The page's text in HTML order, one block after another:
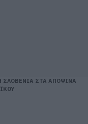
ΣΛΟΒΕΝΙΑ ΣΤΑ ΑΠΟΨΙΝΑ